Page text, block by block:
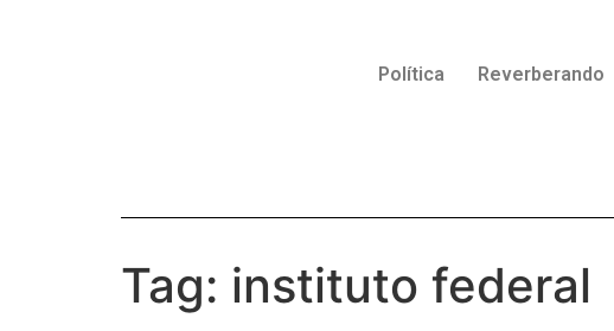
Política Reverberando
Tag: instituto federal